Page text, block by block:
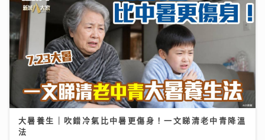
大暑養生｜吹錯冷氣比中暑更傷身！一文睇清老中青降溫
法